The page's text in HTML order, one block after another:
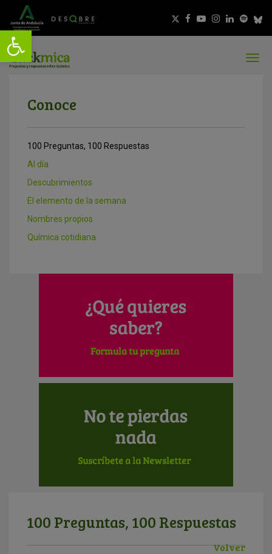
Conoce
100 Preguntas, 100 Respuestas
Al día
Descubrimientos
El elemento de la semana
Nombres propios
Química cotidiana
100 Preguntas, 100 Respuestas
Volver